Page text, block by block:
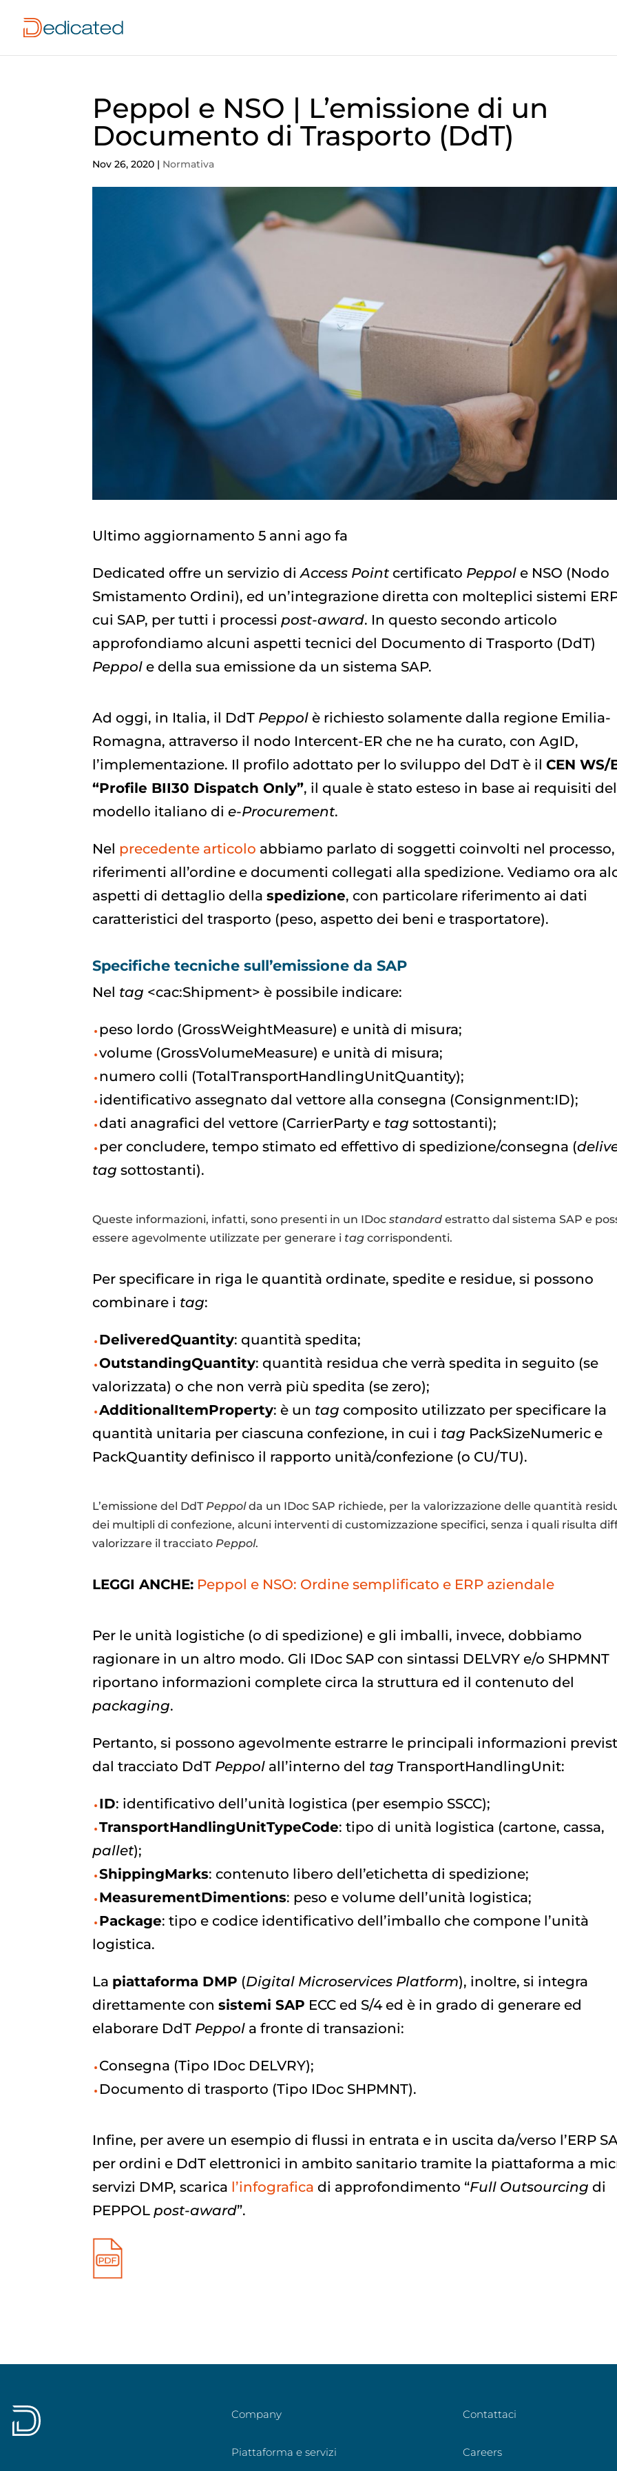
Peppol e NSO | L’emissione di un
Documento di Trasporto (DdT)
Nov 26, 2020 | Normativa
Ultimo aggiornamento 5 anni ago fa
Dedicated offre un servizio diAccess Point certificato Peppol e NSO (Nodo
Smistamento Ordini), ed un’integrazione diretta con molteplici sistemi
cui SAP, per tutti i processipost-award. In questo secondo articolo
approfondiamo alcuni aspetti tecnici del Documento di Trasporto (DdT)
Peppol e della sua emissione da un sistema SAP.
Ad oggi, in Italia, il DdT Peppol è richiesto solamente dalla regione Emilia-
Romagna, attraverso il nodo Intercent-ER che ne ha curato, con AgID,
l’implementazione. Il profilo adottato per lo sviluppo del DdT è ilCEN WS/
“Profile BII30 Dispatch Only”, il quale è stato esteso in base ai requisiti del
modello italiano die-Procurement.
Nel precedente articolo abbiamo parlato di soggetti coinvolti nel processo,
riferimenti all’ordine e documenti collegati alla spedizione. Vediamo ora
aspetti di dettaglio dellaspedizione, con particolare riferimento ai dati
caratteristici del trasporto (peso, aspetto dei beni e trasportatore).
Specifiche tecniche sull’emissione da SAP
Nel tag <cac:Shipment> è possibile indicare:
peso lordo (GrossWeightMeasure) e unità di misura;
volume (GrossVolumeMeasure) e unità di misura;
numero colli (TotalTransportHandlingUnitQuantity);
identificativo assegnato dal vettore alla consegna (Consignment:ID);
dati anagrafici del vettore (CarrierParty e tagsottostanti);
per concludere, tempo stimato ed effettivo di spedizione/consegna (
tagsottostanti).
Queste informazioni, infatti, sono presenti in un IDocstandardestratto dal sistema SAP e
essere agevolmente utilizzate per generare i tagcorrispondenti.
Per specificare in riga le quantità ordinate, spedite e residue, si possono
combinare i tag:
DeliveredQuantity: quantità spedita;
OutstandingQuantity: quantità residua che verrà spedita in seguito (se
valorizzata) o che non verrà più spedita (se zero);
AdditionalItemProperty: è un tagcomposito utilizzato per specificare la
quantità unitaria per ciascuna confezione, in cui i tag PackSizeNumeric e
PackQuantity definisco il rapporto unità/confezione (o CU/TU).
L’emissione del DdT Peppolda un IDoc SAP richiede, per la valorizzazione delle quantità
dei multipli di confezione, alcuni interventi di customizzazione specifici, senza i quali risulta
valorizzare il tracciato Peppol.
LEGGI ANCHE: Peppol e NSO: Ordine semplificato e ERP aziendale
Per le unità logistiche (o di spedizione) e gli imballi, invece, dobbiamo
ragionare in un altro modo. Gli IDoc SAP con sintassi DELVRY e/o SHPMNT
riportano informazioni complete circa la struttura ed il contenuto del
packaging.
Pertanto, si possono agevolmente estrarre le principali informazioni
dal tracciato DdT Peppol all’interno del tag TransportHandlingUnit:
ID: identificativo dell’unità logistica (per esempio SSCC);
TransportHandlingUnitTypeCode: tipo di unità logistica (cartone, cassa,
pallet);
ShippingMarks: contenuto libero dell’etichetta di spedizione;
MeasurementDimentions: peso e volume dell’unità logistica;
Package: tipo e codice identificativo dell’imballo che compone l’unità
logistica.
La piattaforma DMP (Digital Microservices Platform), inoltre, si integra
direttamente consistemi SAP ECC ed S/4 ed è in grado di generare ed
elaborare DdT Peppol a fronte di transazioni:
Consegna (Tipo IDoc DELVRY);
Documento di trasporto (Tipo IDoc SHPMNT).
Infine, per avere un esempio di flussi in entrata e in uscita da/verso l’ERP
per ordini e DdT elettronici in ambito sanitario tramite la piattaforma a
servizi DMP, scarica l’infografica di approfondimento “Full Outsourcing di
PEPPOLpost-award”.
Company
Piattaforma e servizi
Contattaci
Careers